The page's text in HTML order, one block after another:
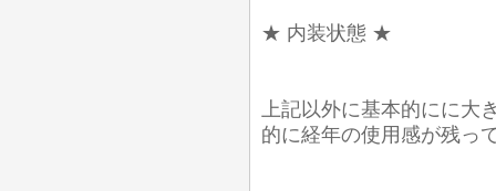
★ 内装状態 ★
上記以外に基本的にに大
的に経年の使用感が残っ